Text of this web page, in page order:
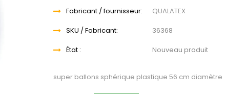
Fabricant / fournisseur:
QUALATEX
SKU / Fabricant:
36368
État :
Nouveau produit
super ballons sphérique plastique 56 cm diamètre